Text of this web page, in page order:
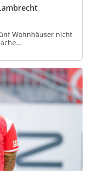
Wohnhäuser nicht